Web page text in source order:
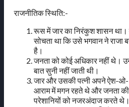
राजनीतिक स्थिति:-
रूस में जार का निरंकुश शासन था।
सोचता था कि उसे भगवान ने राजा
है।
जनता को कोई अधिकार नहीं थे।
बात सुनी नहीं जाती थी।
जार और उसकी पत्नी अपने ऐश-ओ-
आराम में मगन रहते थे और जनता की
परेशानियों को नजरअंदाज करते थे।